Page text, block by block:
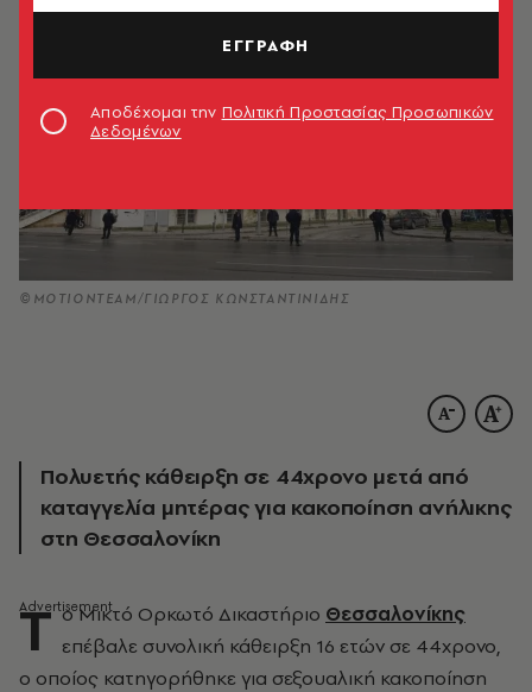
©MOTIONTEAM/ΓΙΩΡΓΟΣ ΚΩΝΣΤΑΝΤΙΝΙΔΗΣ
Πολυετής κάθειρξη σε 44χρονο μετά από
καταγγελία μητέρας για κακοποίηση ανήλικης
στη Θεσσαλονίκη
Τ ο Μικτό Ορκωτό Δικαστήριο Θεσσαλονίκης
επέβαλε συνολική κάθειρξη 16 ετών σε 44χρονο,
ο οποίος κατηγορήθηκε για σεξουαλική κακοποίηση
ΕΓΓΡΑΦΗ
Αποδέχομαι την Πολιτική Προστασίας Προσωπικών
Δεδομένων